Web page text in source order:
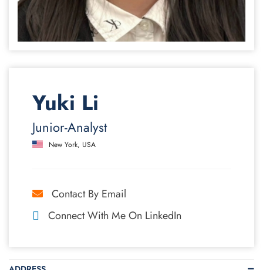
Yuki Li
Junior-Analyst
New York, USA
Contact By Email
Connect With Me On LinkedIn